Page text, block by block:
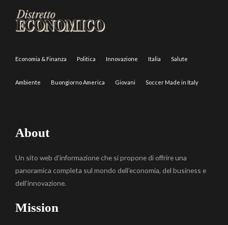
Economia & Finanza Politica Innovazione Italia Salute
Ambiente Buongiorno America Giovani Soccer Made in Italy
About
Un sito web d’informazione che si propone di offrire una
panoramica completa sul mondo dell’economia, del business e
dell’innovazione.
Mission